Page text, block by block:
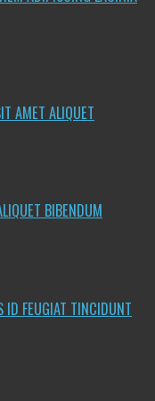
AMET ALIQUET
BIBENDUM
ID FEUGIAT TINCIDUNT